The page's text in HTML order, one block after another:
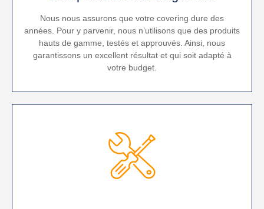
Nous nous assurons que votre covering dure des
années. Pour y parvenir, nous n’utilisons que des produits
hauts de gamme, testés et approuvés. Ainsi, nous
garantissons un excellent résultat et qui soit adapté à
votre budget.